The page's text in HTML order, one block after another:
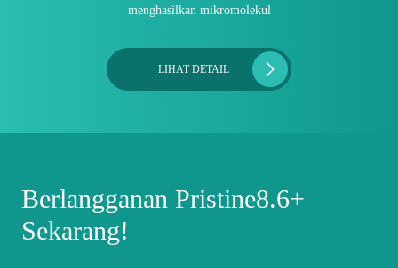
menghasilkan mikromolekul
LIHAT DETAIL
Berlangganan Pristine8.6+
Sekarang!